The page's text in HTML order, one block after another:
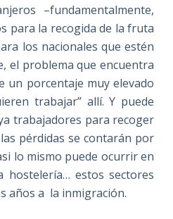
–fundamentalmente,
para la recogida de la fruta
los nacionales que estén
el problema que encuentra
un porcentaje muy elevado
trabajar” allí. Y puede
trabajadores para recoger
pérdidas se contarán por
lo mismo puede ocurrir en
hostelería… estos sectores
años a la inmigración.